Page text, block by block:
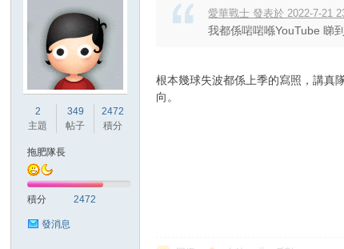
2
主題
349
帖子
2472
積分
拖肥隊長
積分 2472
發消息
愛華戰士 發表於 2022-7-21
我都係啱啱喺YouTube 睇
根本幾球失波都係上季的寫照，講真
向。